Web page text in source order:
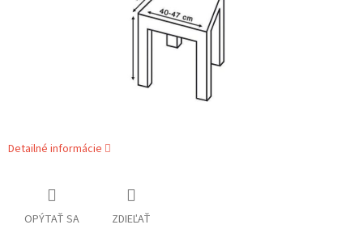
Detailné informácie
OPÝTAŤ SA ZDIEĽAŤ